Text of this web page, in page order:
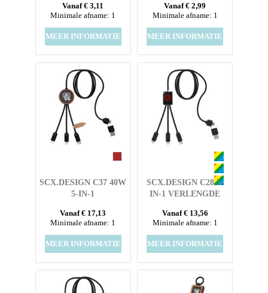
Vanaf € 3,11
Minimale afname: 1
MEER INFORMATIE
Vanaf € 2,99
Minimale afname: 1
MEER INFORMATIE
SCX.DESIGN C37 40W
5-IN-1
RPET MET
OPLICHTEND LOGO
EN RONDE HOUTEN
Vanaf € 17,13
Minimale afname: 1
MEER INFORMATIE
SCX.DESIGN C28 5-
IN-1 VERLENGDE
Vanaf € 13,56
Minimale afname: 1
MEER INFORMATIE